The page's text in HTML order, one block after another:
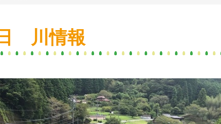
川情報